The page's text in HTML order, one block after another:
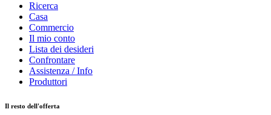
Ricerca
Casa
Commercio
Il mio conto
Lista dei desideri
Confrontare
Assistenza / Info
Produttori
Il resto dell'offerta